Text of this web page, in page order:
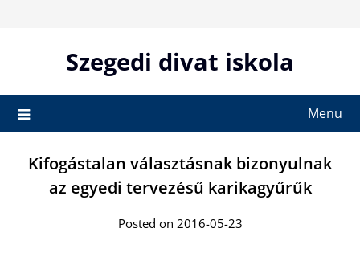
Szegedi divat iskola
Menu
Kifogástalan választásnak bizonyulnak
az egyedi tervezésű karikagyűrűk
Posted on 2016-05-23